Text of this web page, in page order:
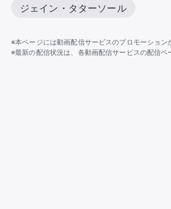
ジェイン・タターソール
※本ページには動画配信サービスのプロモーション
※最新の配信状況は、各動画配信サービスの配信ペ